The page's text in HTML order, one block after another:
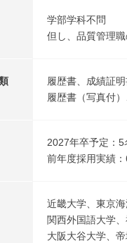
学部学科不問
但し、品質管理
履歴書、成績証
履歴書（写真付
2027年卒予定：5
前年度採用実績：
近畿大学、東京
関西外国語大学
大阪大谷大学、